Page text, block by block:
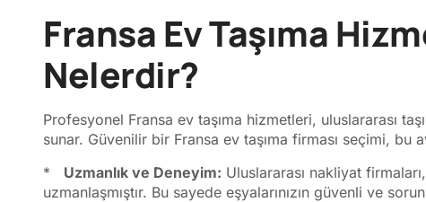
Fransa Ev Taşıma
Nelerdir?
Profesyonel Fransa ev taşıma hizmetleri, uluslararası
sunar. Güvenilir bir Fransa ev taşıma firması seçimi, bu
* Uzmanlık ve Deneyim: Uluslararası nakliyat
uzmanlaşmıştır. Bu sayede eşyalarınızın güvenli ve